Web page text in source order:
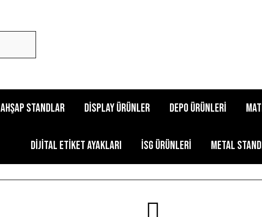
AHŞAP STANDLAR DİSPLAY ÜRÜNLER DEPO ÜRÜNLERİ
Dijital Etiket Ayakları İSG ÜRÜNLERİ METAL